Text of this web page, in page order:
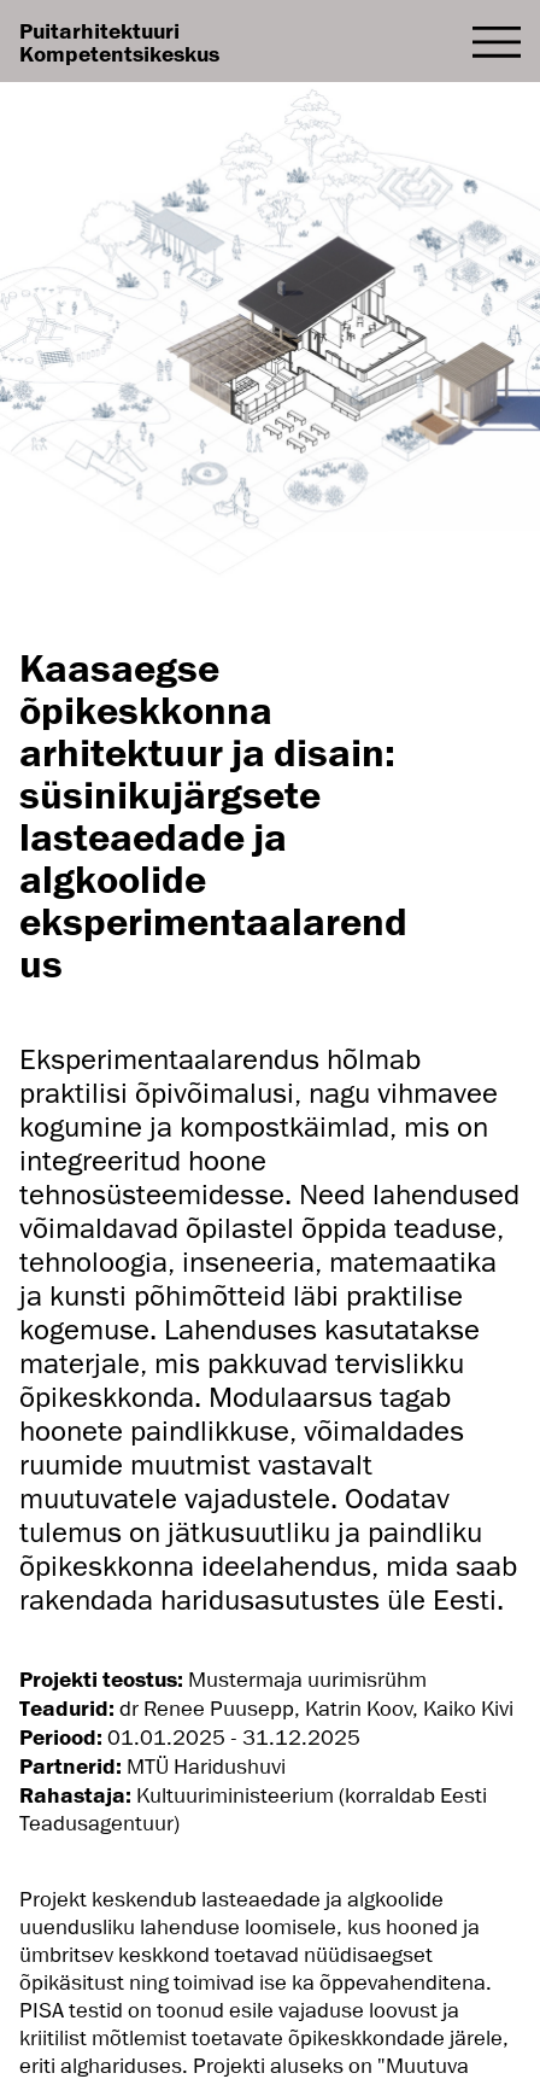
Puitarhitektuuri
Kompetentsikeskus
Kaasaegse
õpikeskkonna
arhitektuur ja disain:
süsinikujärgsete
lasteaedade ja
algkoolide
eksperimentaalarend
us
Eksperimentaalarendus hõlmab
praktilisi õpivõimalusi, nagu vihmavee
kogumine ja kompostkäimlad, mis on
integreeritud hoone
tehnosüsteemidesse. Need lahendused
võimaldavad õpilastel õppida teaduse,
tehnoloogia, inseneeria, matemaatika
ja kunsti põhimõtteid läbi praktilise
kogemuse. Lahenduses kasutatakse
materjale, mis pakkuvad tervislikku
õpikeskkonda. Modulaarsus tagab
hoonete paindlikkuse, võimaldades
ruumide muutmist vastavalt
muutuvatele vajadustele. Oodatav
tulemus on jätkusuutliku ja paindliku
õpikeskkonna ideelahendus, mida saab
rakendada haridusasutustes üle Eesti.
Projekti teostus: Mustermaja uurimisrühm
Teadurid: dr Renee Puusepp, Katrin Koov, Kaiko Kivi
Periood: 01.01.2025 - 31.12.2025
Partnerid: MTÜ Haridushuvi
Rahastaja: Kultuuriministeerium (korraldab Eesti
Teadusagentuur)
Projekt keskendub lasteaedade ja algkoolide
uuendusliku lahenduse loomisele, kus hooned ja
ümbritsev keskkond toetavad nüüdisaegset
õpikäsitust ning toimivad ise ka õppevahenditena.
PISA testid on toonud esile vajaduse loovust ja
kriitilist mõtlemist toetavate õpikeskkondade järele,
eriti alghariduses. Projekti aluseks on "Muutuva